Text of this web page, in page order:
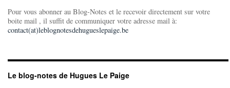
Pour vous abonner au Blog-Notes et le recevoir directement sur votre
boite mail , il suffit de communiquer votre adresse mail à:
contact(at)leblognotesdehugueslepaige.be
Le blog-notes de Hugues Le Paige